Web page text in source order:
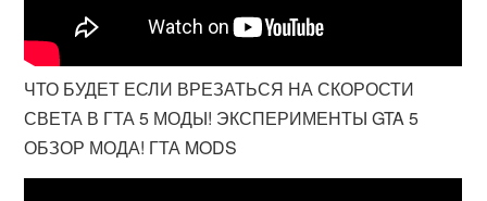
ЧТО БУДЕТ ЕСЛИ ВРЕЗАТЬСЯ НА СКОРОСТИ
СВЕТА В ГТА 5 МОДЫ! ЭКСПЕРИМЕНТЫ GTA 5
ОБЗОР МОДА! ГТА MODS